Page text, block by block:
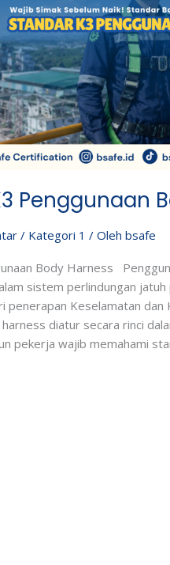
Penggunaan
/ Kategori 1 / Olehbsafe
Body Harness
sistem perlindungan
penerapan Keselamatan dan
diatur secara rinci
pekerja wajib memahami